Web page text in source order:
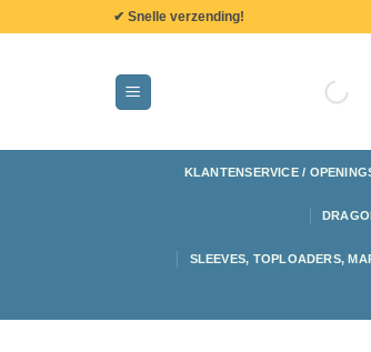
✔ Snelle verzending!
KLANTENSERVICE /
SLEEVES, TOPLOADERS,